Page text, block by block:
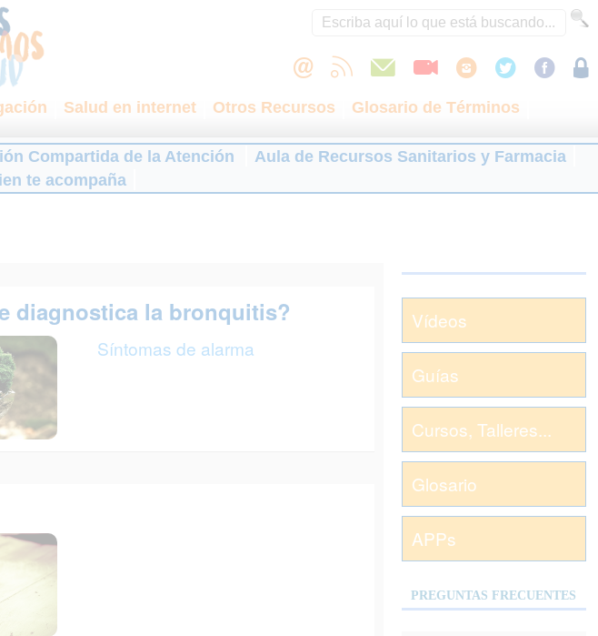
Salud en internet Otros Recursos
Glosario de Términos
Compartida de la Atención
Aula de Recursos Sanitarios y Farmacia
te acompaña
diagnostica la bronquitis?
Síntomas de alarma
Vídeos
Guías
Cursos, Talleres...
Glosario
APPs
PREGUNTAS FRECUENTES